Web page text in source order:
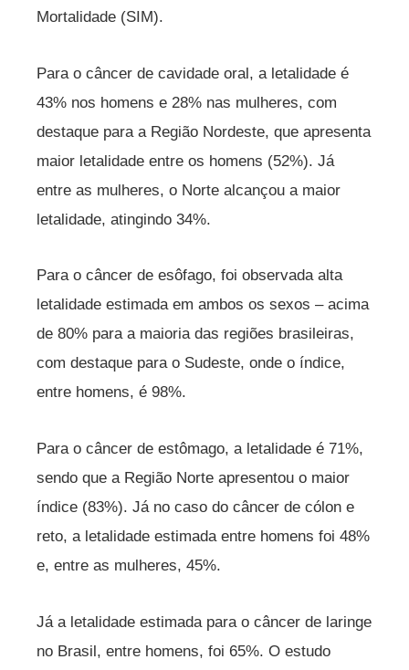
Mortalidade (SIM).
Para o câncer de cavidade oral, a letalidade é
43% nos homens e 28% nas mulheres, com
destaque para a Região Nordeste, que apresenta
maior letalidade entre os homens (52%). Já
entre as mulheres, o Norte alcançou a maior
letalidade, atingindo 34%.
Para o câncer de esôfago, foi observada alta
letalidade estimada em ambos os sexos – acima
de 80% para a maioria das regiões brasileiras,
com destaque para o Sudeste, onde o índice,
entre homens, é 98%.
Para o câncer de estômago, a letalidade é 71%,
sendo que a Região Norte apresentou o maior
índice (83%). Já no caso do câncer de cólon e
reto, a letalidade estimada entre homens foi 48%
e, entre as mulheres, 45%.
Já a letalidade estimada para o câncer de laringe
no Brasil, entre homens, foi 65%. O estudo